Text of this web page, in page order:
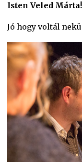
Isten Veled Márta!
Jó hogy voltál